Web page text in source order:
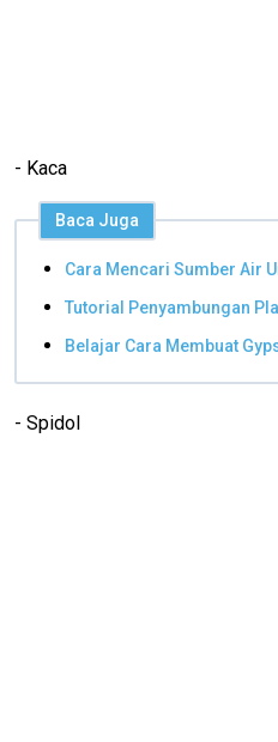
- Kaca
Baca Juga
Cara Mencari Sumber Air
Tutorial Penyambungan
Belajar Cara Membuat
- Spidol